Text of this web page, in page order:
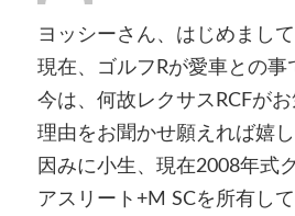
ヨッシーさん、はじめまして
現在、ゴルフRが愛車との事
今は、何故レクサスRCFが
理由をお聞かせ願えれば嬉し
因みに小生、現在2008年式
アスリート+M SCを所有して